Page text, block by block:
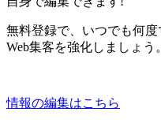
無料登録で、いつでも何度
Web集客を強化しましょう。
情報の編集はこちら